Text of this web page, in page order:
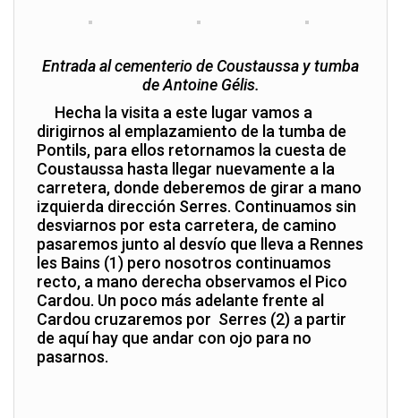
Entrada al cementerio de Coustaussa y tumba
de Antoine Gélis.
Hecha la visita a este lugar vamos a
dirigirnos al emplazamiento de la tumba de
Pontils, para ellos retornamos la cuesta de
Coustaussa hasta llegar nuevamente a la
carretera, donde deberemos de girar a mano
izquierda dirección Serres. Continuamos sin
desviarnos por esta carretera, de camino
pasaremos junto al desvío que lleva a Rennes
les Bains (1) pero nosotros continuamos
recto, a mano derecha observamos el Pico
Cardou. Un poco más adelante frente al
Cardou cruzaremos por Serres (2) a partir
de aquí hay que andar con ojo para no
pasarnos.